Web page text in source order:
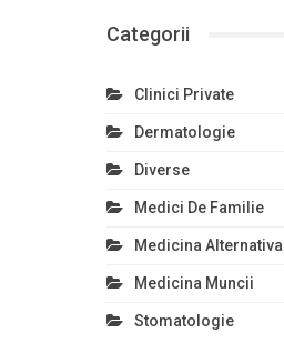
Categorii
Clinici Private
Dermatologie
Diverse
Medici De Familie
Medicina Alternativa
Medicina Muncii
Stomatologie